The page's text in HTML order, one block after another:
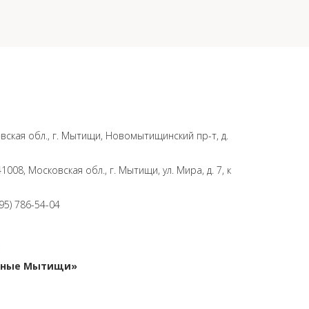
обл., г. Мытищи, Новомытищинский пр-т, д.
Московская обл., г. Мытищи, ул. Мира, д. 7, к
786-54-04
Мытищи»